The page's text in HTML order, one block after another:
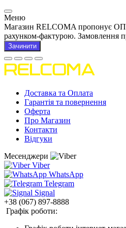
Меню
Магазин RELCOMA пропонує
рахунком-фактурою. Замовлення
Зачинити
Доставка та Оплата
Гарантія та повернення
Оферта
Про Магазин
Контакти
Відгуки
Месенджери
Viber
WhatsApp
Telegram
Signal
+38 (067) 897-8888
Графік роботи: